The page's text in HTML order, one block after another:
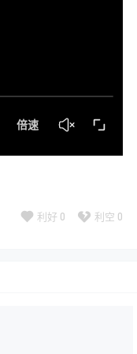
利好 0 利空 0